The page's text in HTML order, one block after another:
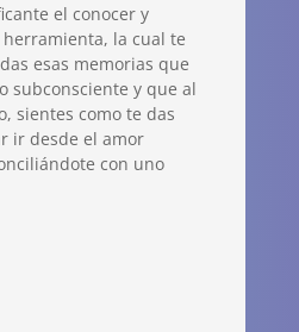
el conocer y
la cual te
esas memorias que
subconsciente y que al
sientes como te das
ir desde el amor
con uno